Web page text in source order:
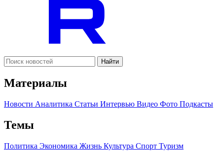
Найти
Материалы
Новости Аналитика Статьи Интервью Видео Фото Подкасты
Темы
Политика Экономика Жизнь Культура Спорт Туризм